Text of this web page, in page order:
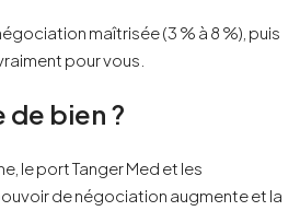
maîtrisée (3 % à 8 %), puis
pour vous.
bien ?
le port Tanger Med et les
de négociation augmente et la